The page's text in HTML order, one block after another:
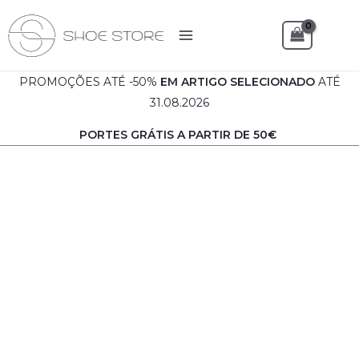
to
content
PROMOÇÕES ATÉ -50% EM ARTIGO SELECIONADO ATÉ
31.08.2026
PORTES GRÁTIS A PARTIR DE 50€
Mala
Senhora